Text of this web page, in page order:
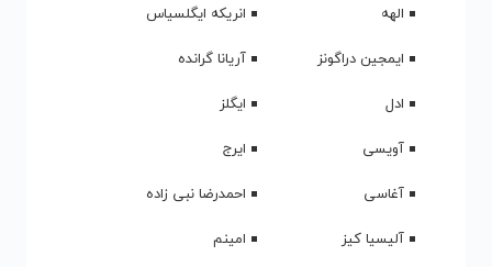
الهه
انریکه ایگلسیاس
ایمجین دراگونز
آریانا گرانده
ادل
ایگلز
آویسی
ایرج
آغاسی
احمدرضا نبی زاده
آلیسیا کیز
امینم